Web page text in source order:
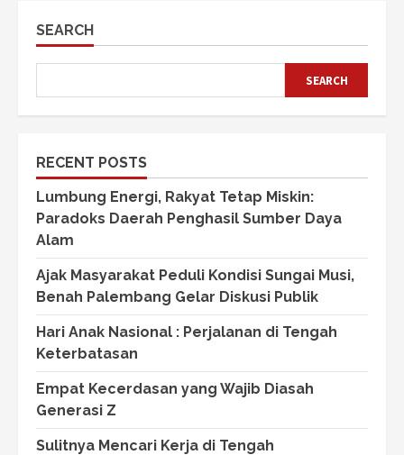
SEARCH
SEARCH
RECENT POSTS
Lumbung Energi, Rakyat Tetap Miskin:
Paradoks Daerah Penghasil Sumber Daya
Alam
Ajak Masyarakat Peduli Kondisi Sungai Musi,
Benah Palembang Gelar Diskusi Publik
Hari Anak Nasional : Perjalanan di Tengah
Keterbatasan
Empat Kecerdasan yang Wajib Diasah
Generasi Z
Sulitnya Mencari Kerja di Tengah